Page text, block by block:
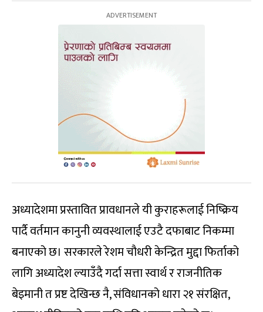
अध्यादेशमा प्रस्तावित प्रावधानले यी कुराहरूलाई निष्क्रिय
पार्दै वर्तमान कानुनी व्यवस्थालाई एउटै दफाबाट निकम्मा
बनाएको छ। सरकारले रेशम चौधरी केन्द्रित मुद्दा फिर्ताको
लागि अध्यादेश ल्याउँदै गर्दा सत्ता स्वार्थ र राजनीतिक
बेइमानी त प्रष्ट देखिन्छ नै, संविधानको धारा २१ संरक्षित,